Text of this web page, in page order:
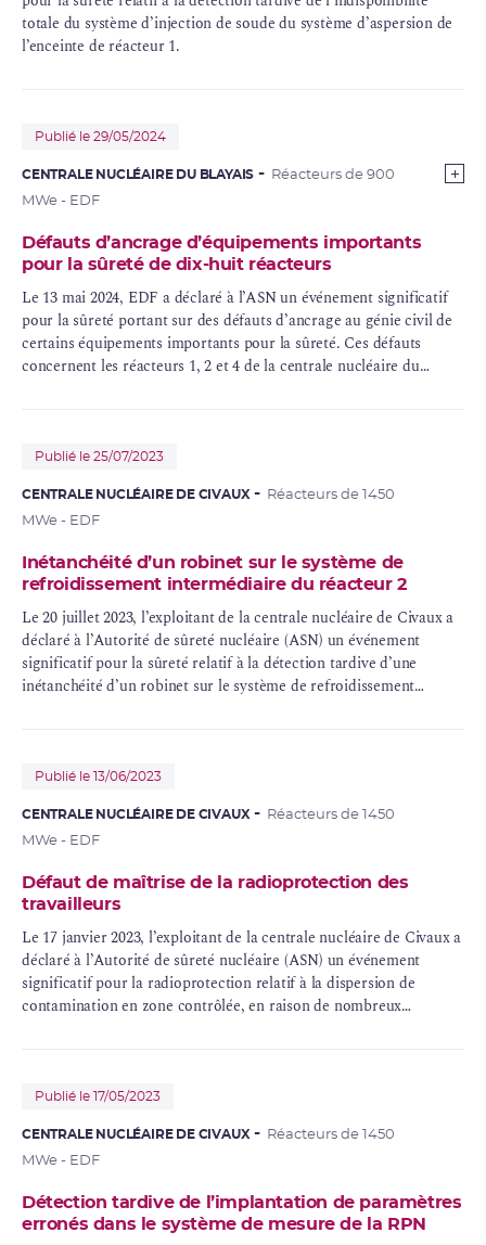
totale du système d’injection de soude du système d’aspersion de
l’enceinte de réacteur 1.
Publié le 29/05/2024
CENTRALE NUCLÉAIRE DU BLAYAIS
Réacteurs de 900
MWe - EDF
Défauts d’ancrage d’équipements importants
pour la sûreté de dix-huit réacteurs
Le 13 mai 2024, EDF a déclaré à l’ASN un événement significatif
pour la sûreté portant sur des défauts d’ancrage au génie civil de
certains équipements importants pour la sûreté. Ces défauts
concernent les réacteurs 1, 2 et 4 de la centrale nucléaire du
centrale nucléaire du Tricastin, 1 et 2 de la centrale nucléaire de
Publié le 25/07/2023
CENTRALE NUCLÉAIRE DE CIVAUX
Réacteurs de 1450
MWe - EDF
Inétanchéité d’un robinet sur le système de
refroidissement intermédiaire du réacteur 2
Le 20 juillet 2023, l’exploitant de la centrale nucléaire de Civaux a
déclaré à l’Autorité de sûreté nucléaire (ASN) un événement
significatif pour la sûreté relatif à la détection tardive d’une
inétanchéité d’un robinet sur le système de refroidissement
Publié le 13/06/2023
CENTRALE NUCLÉAIRE DE CIVAUX
Réacteurs de 1450
MWe - EDF
Défaut de maîtrise de la radioprotection des
travailleurs
Le 17 janvier 2023, l’exploitant de la centrale nucléaire de Civaux a
déclaré à l’Autorité de sûreté nucléaire (ASN) un événement
significatif pour la radioprotection relatif à la dispersion de
contaminationen zone contrôlée, en raison de nombreux
Publié le 17/05/2023
CENTRALE NUCLÉAIRE DE CIVAUX
Réacteurs de 1450
MWe - EDF
Détection tardive de l’implantation de paramètres
erronés dans le système de mesure de la RPN